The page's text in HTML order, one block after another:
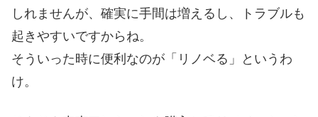
しれませんが、確実に手間は増えるし、トラブルも
起きやすいですからね。
そういった時に便利なのが「リノベる」というわ
け。